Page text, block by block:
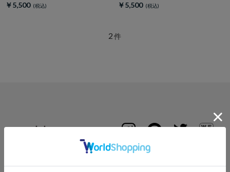
￥5,500 ￥5,500
2件